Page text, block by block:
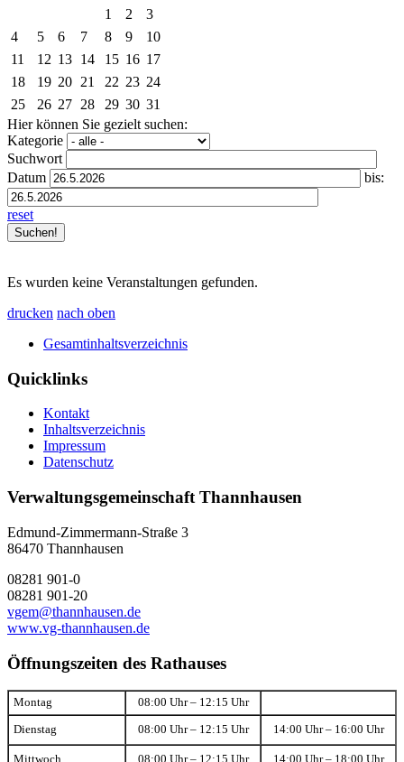
1
2
3
4
5 6 7 8 9
10
11
12 13 14 15 16 17
18
19 20 21 22 23 24
25
26 27 28 29 30 31
Hier können Sie gezielt suchen:
Kategorie
Suchwort
Datum
bis:
reset
Es wurden keine Veranstaltungen gefunden.
drucken nach oben
Gesamtinhaltsverzeichnis
Quicklinks
Kontakt
Inhaltsverzeichnis
Impressum
Datenschutz
Verwaltungsgemeinschaft Thannhausen
Edmund-Zimmermann-Straße 3
86470 Thannhausen
08281 901-0
08281 901-20
vgem@thannhausen.de
www.vg-thannhausen.de
Öffnungszeiten des Rathauses
Montag 08:00 Uhr – 12:15 Uhr
Dienstag 08:00 Uhr – 12:15 Uhr 14:00 Uhr – 16:00 Uhr